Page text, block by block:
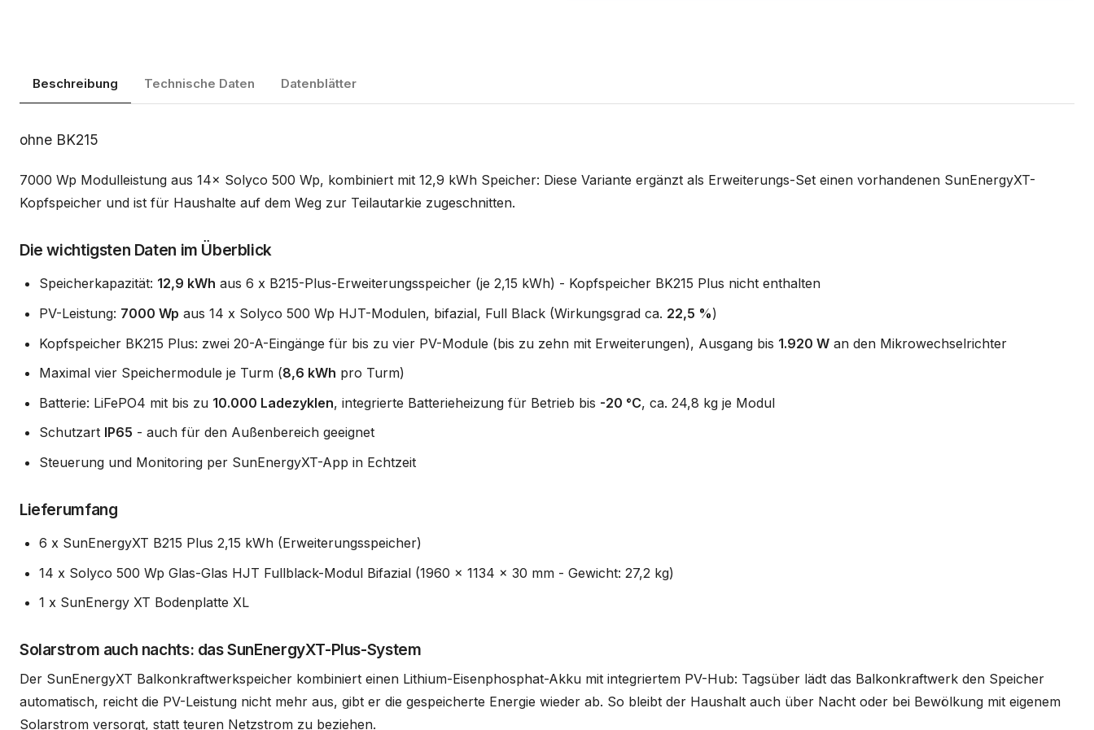
Beschreibung Technische Daten Datenblätter
Beschreibung
ohne BK215
7000 Wp Modulleistung aus 14× Solyco 500 Wp, kombiniert mit 12,9 kWh Speicher: Diese Variante ergänzt als Erweiterungs-Set einen vorhandenen SunEnergyXT-
Kopfspeicher und ist für Haushalte auf dem Weg zur Teilautarkie zugeschnitten.
Die wichtigsten Daten im Überblick
Speicherkapazität: 12,9 kWh aus 6 x B215-Plus-Erweiterungsspeicher (je 2,15 kWh) - Kopfspeicher BK215 Plus nicht enthalten
PV-Leistung: 7000 Wp aus 14 x Solyco 500 Wp HJT-Modulen, bifazial, Full Black (Wirkungsgrad ca. 22,5 %)
Kopfspeicher BK215 Plus: zwei 20-A-Eingänge für bis zu vier PV-Module (bis zu zehn mit Erweiterungen), Ausgang bis 1.920 W an den Mikrowechselrichter
Maximal vier Speichermodule je Turm (8,6 kWh pro Turm)
Batterie: LiFePO4 mit bis zu 10.000 Ladezyklen, integrierte Batterieheizung für Betrieb bis -20 °C, ca. 24,8 kg je Modul
Schutzart IP65 - auch für den Außenbereich geeignet
Steuerung und Monitoring per SunEnergyXT-App in Echtzeit
Lieferumfang
6 x SunEnergyXT B215 Plus 2,15 kWh (Erweiterungsspeicher)
14 x Solyco 500 Wp Glas-Glas HJT Fullblack-Modul Bifazial (1960 x 1134 x 30 mm - Gewicht: 27,2 kg)
1 x SunEnergy XT Bodenplatte XL
Solarstrom auch nachts: das SunEnergyXT-Plus-System
Der SunEnergyXT Balkonkraftwerkspeicher kombiniert einen Lithium-Eisenphosphat-Akku mit integriertem PV-Hub: Tagsüber lädt das Balkonkraftwerk den Speicher
automatisch, reicht die PV-Leistung nicht mehr aus, gibt er die gespeicherte Energie wieder ab. So bleibt der Haushalt auch über Nacht oder bei Bewölkung mit eigenem
Solarstrom versorgt, statt teuren Netzstrom zu beziehen.